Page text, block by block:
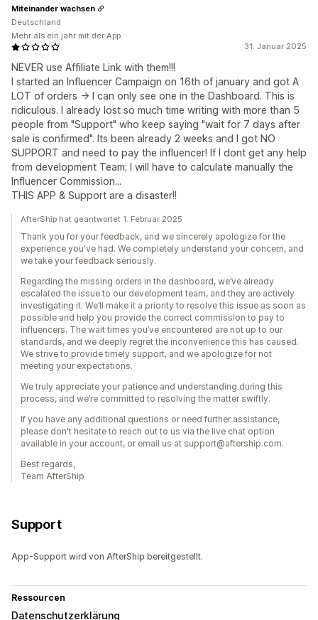
31. Januar 2025
NEVER use Affiliate Link with them!!!
I started an Influencer Campaign on 16th of january and got A
LOT of orders -> I can only see one in the Dashboard. This is
ridiculous. I already lost so much time writing with more than 5
people from "Support" who keep saying "wait for 7 days after
sale is confirmed". Its been already 2 weeks and I got NO
SUPPORT and need to pay the influencer! If I dont get any help
from development Team; I will have to calculate manually the
Influencer Commission...
THIS APP & Support are a disaster!!
Miteinander wachsen
Deutschland
Mehr als ein jahr mit der App
AfterShip hat geantwortet 1. Februar 2025
Thank you for your feedback, and we sincerely apologize for the
experience you've had. We completely understand your concern, and
we take your feedback seriously.
Regarding the missing orders in the dashboard, we’ve already
escalated the issue to our development team, and they are actively
investigating it. We’ll make it a priority to resolve this issue as soon as
possible and help you provide the correct commission to pay to
influencers. The wait times you’ve encountered are not up to our
standards, and we deeply regret the inconvenience this has caused.
We strive to provide timely support, and we apologize for not
meeting your expectations.
We truly appreciate your patience and understanding during this
process, and we’re committed to resolving the matter swiftly.
If you have any additional questions or need further assistance,
please don't hesitate to reach out to us via the live chat option
available in your account, or email us at support@aftership.com.
Best regards,
Team AfterShip
Support
App-Support wird von AfterShip bereitgestellt.
Ressourcen
Datenschutzerklärung